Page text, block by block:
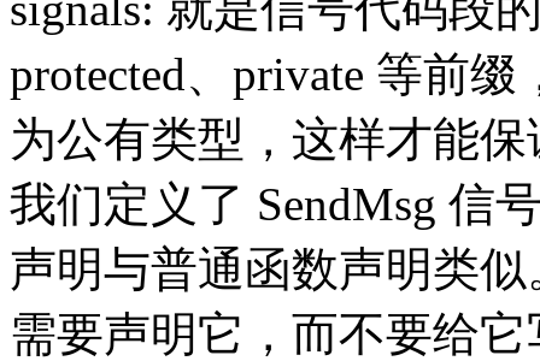
protected、private 等前
为公有类型，这样才能
我们定义了 SendMsg 信
声明与普通函数声明类
需要声明它，而不要给